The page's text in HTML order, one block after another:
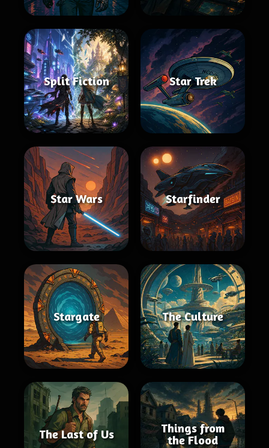
Split Fiction Star Trek
Star Wars Starfinder
Stargate The Culture
The Last of Us
Things from
the Flood